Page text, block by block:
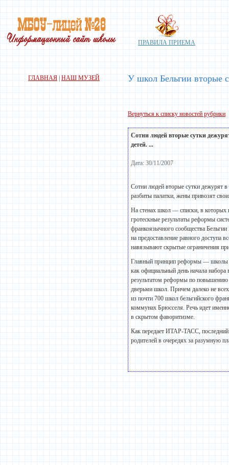
ПРАВИЛА ПРИЕМА
ГЛАВНАЯ НАШ МУЗЕЙ У школ Бельгии вторые
Вернуться к списку новостей рубрики
Сотни людей вторые сутки
детей. ...
Дата: 30/11/2007
Сотни людей вторые сутки дежурят
разбиты палатки, жены привозят
На стенах школ — списки, в которых
гротескные результаты реформы
франкоязычного сообщества
на предоставление равного
навязывают скрытые ограничения
Главный принцип реформы — школы
как официальный день начала
результатом реформы по повышению
дверьми школ. Причем далеко не
из почти 700 школ бельгийского
коммунах Брюсселя. Речь идет
в скрытом фаворитизме.
Как передает ИТАР-ТАСС, последний
родителей в очередях за разумную